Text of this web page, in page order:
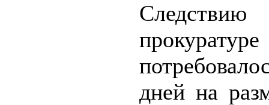
прокуратуре
дней на